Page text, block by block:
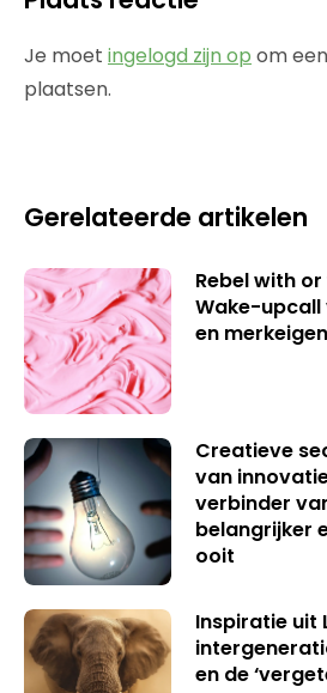
Je moet ingelogd zijn op om
plaatsen.
Gerelateerde artikelen
Rebel with
Wake-
en
Creatieve
van
verbinder
belangrijker
ooit
Inspiratie uit
en de